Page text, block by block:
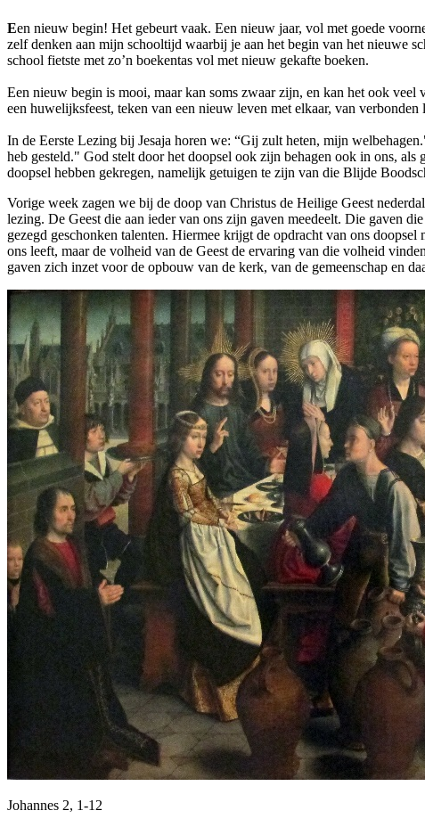
Een nieuw begin! Het gebeurt vaak. Een nieuw jaar, vol met goede
zelf denken aan mijn schooltijd waarbij je aan het begin van het nieuwe
school fietste met zo’n boekentas vol met nieuw gekafte boeken.
Een nieuw begin is mooi, maar kan soms zwaar zijn, en kan het ook
een huwelijksfeest, teken van een nieuw leven met elkaar, van verbonden
In de Eerste Lezing bij Jesaja horen we: “Gij zult heten, mijn
heb gesteld." God stelt door het doopsel ook zijn behagen ook in ons,
doopsel hebben gekregen, namelijk getuigen te zijn van die Blijde
Vorige week zagen we bij de doop van Christus de Heilige Geest
lezing. De Geest die aan ieder van ons zijn gaven meedeelt. Die gaven
gezegd geschonken talenten. Hiermee krijgt de opdracht van ons
ons leeft, maar de volheid van de Geest de ervaring van die volheid
gaven zich inzet voor de opbouw van de kerk, van de gemeenschap en
Johannes 2, 1-12